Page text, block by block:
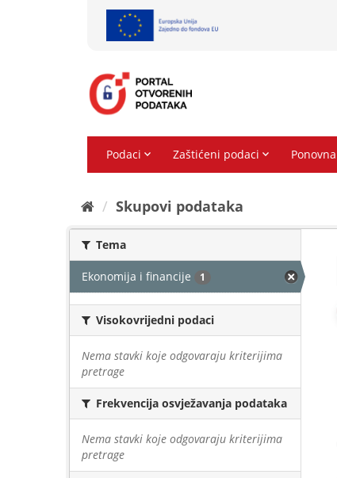
Skupovi podаtаkа
Tema
Ekonomija i financije 1
Visokovrijedni podaci
Nema stavki koje odgovaraju kriterijima
pretrage
Frekvencija osvježavanja podataka
Nema stavki koje odgovaraju kriterijima
pretrage